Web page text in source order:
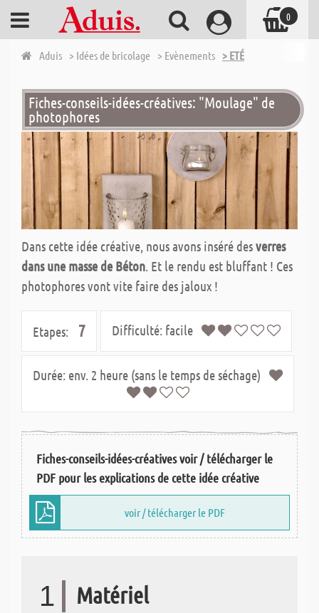
Aduis > Idées de bricolage > Evènements > ETÉ
Fiches-conseils-idées-créatives: "Moulage" de
photophores
Dans cette idée créative, nous avons inséré desverres
dans une masse de Béton. Et le rendu est bluffant ! Ces
photophores vont vite faire des jaloux !
Etapes: 7 Difficulté: facile
Durée: env. 2 heure (sans le temps de séchage)
Fiches-conseils-idées-créatives voir / télécharger le
PDF pour les explications de cette idée créative
voir / télécharger le PDF
1 Matériel
0